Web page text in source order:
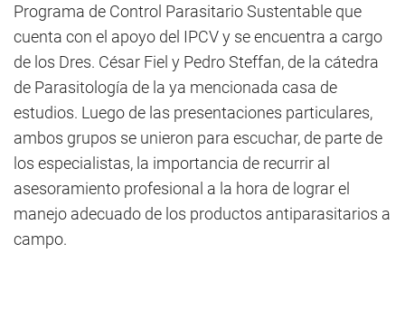
Programa de Control Parasitario Sustentable que
cuenta con el apoyo del IPCV y se encuentra a cargo
de los Dres. César Fiel y Pedro Steffan, de la cátedra
de Parasitología de la ya mencionada casa de
estudios. Luego de las presentaciones particulares,
ambos grupos se unieron para escuchar, de parte de
los especialistas, la importancia de recurrir al
asesoramiento profesional a la hora de lograr el
manejo adecuado de los productos antiparasitarios a
campo.